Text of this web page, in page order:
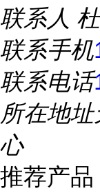
联系人
联系手机
联系电话
所在地址
心
推荐产品